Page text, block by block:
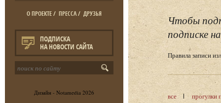
О ПРОЕКТЕ/ ПРЕССА/ ДРУЗЬЯ
ПОДПИСКА
НА НОВОСТИ САЙТА
Дизайн - Notamedia 2026
Чтобы
подписке
Правила записи
все прогулки